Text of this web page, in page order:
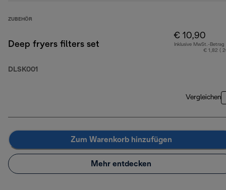
ZUBEHÖR
Deep fryers filters set
DLSK001
€ 10,90
Inklusive MwSt.-Betrag
€ 1,82 (
Vergleichen
Zum Warenkorb hinzufügen
Mehr entdecken